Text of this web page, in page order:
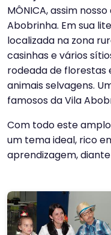
MÔNICA, assim
Abobrinha. Em sua
localizada na zona
casinhas e vários
rodeada de florestas
animais selvagens.
famosos da Vila
Com todo este
um tema ideal, rico
aprendizagem,